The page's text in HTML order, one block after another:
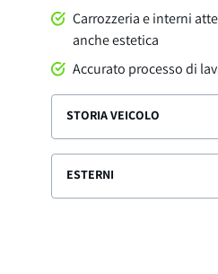
Carrozzeria e interni
anche estetica
Accurato processo di
STORIA VEICOLO
ESTERNI